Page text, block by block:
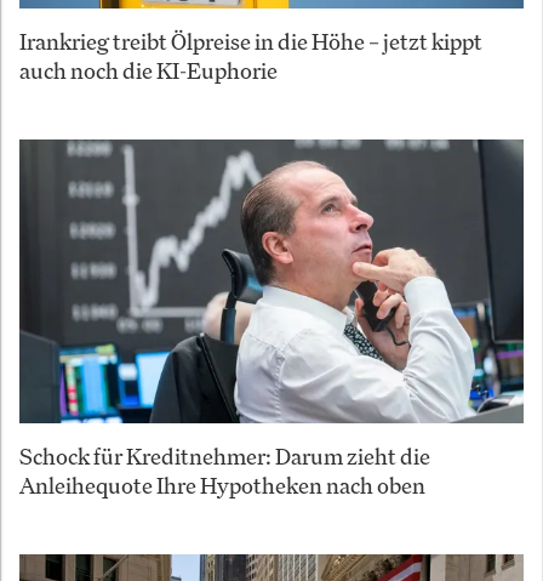
Irankrieg treibt Ölpreise in die Höhe – jetzt kippt
auch noch die KI-Euphorie
Schock für Kreditnehmer: Darum zieht die
Anleihequote Ihre Hypotheken nach oben